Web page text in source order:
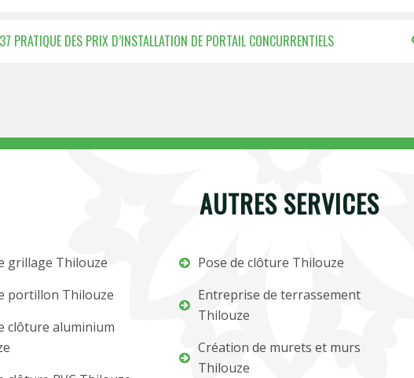
PRATIQUE DES PRIX D’INSTALLATION DE PORTAIL CONCURRENTIELS
AUTRES SERVICES
grillage Thilouze
portillon Thilouze
clôture aluminium
Pose de clôture Thilouze
Entreprise de terrassement
Thilouze
Création de murets et murs
Thilouze